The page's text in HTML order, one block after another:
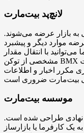
لانچ‌پد بیت‌مارت
به بازار عرضه می‌شوند.
موارد دیگر و پیشبرد
با انتقال مقدار
مشخصی از توکن BMX از استارتاپ یا توسعه‌دهنده، آنها را حمایت
مکرر اخبار و اطلاعات
موسسه بیت‌مارت
نهادی طراحی شده است.
کارفرما یا بازارساز